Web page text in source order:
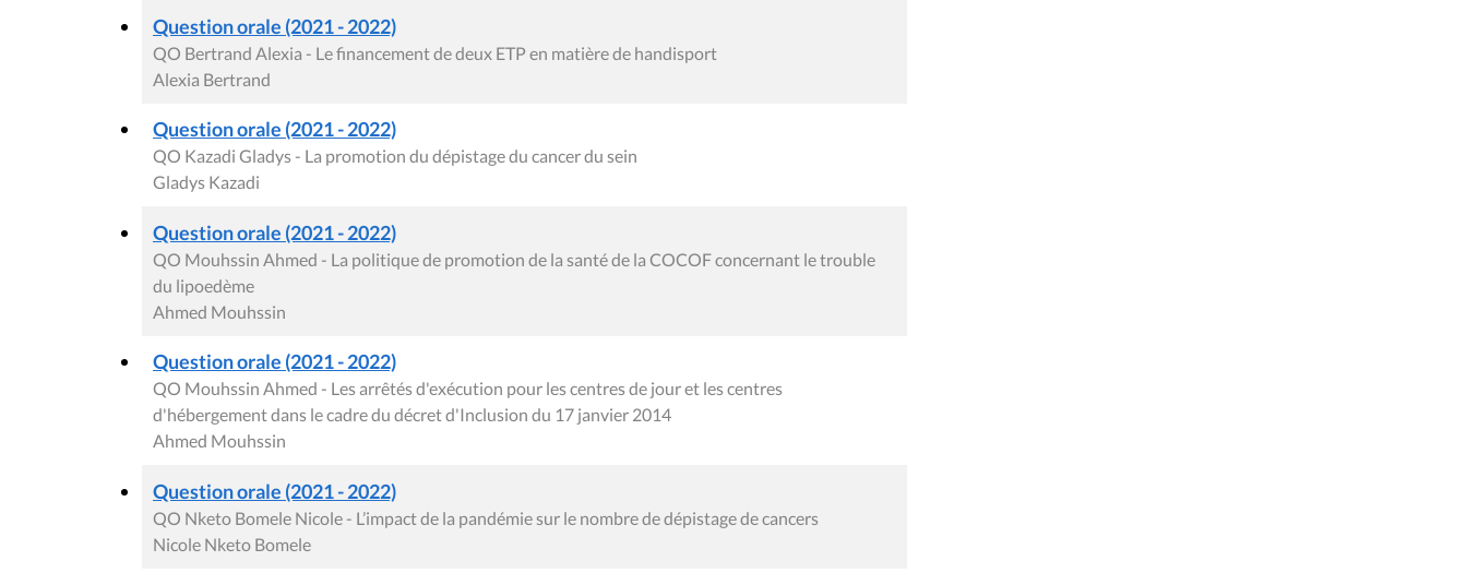
Question orale (2021 - 2022)
QO Bertrand Alexia - Le financement de deux ETP en matière de handisport
Alexia Bertrand
Question orale (2021 - 2022)
QO Kazadi Gladys - La promotion du dépistage du cancer du sein
Gladys Kazadi
Question orale (2021 - 2022)
QO Mouhssin Ahmed - La politique de promotion de la santé de la COCOF concernant le trouble
du lipoedème
Ahmed Mouhssin
Question orale (2021 - 2022)
QO Mouhssin Ahmed - Les arrêtés d'exécution pour les centres de jour et les centres
d'hébergement dans le cadre du décret d'Inclusion du 17 janvier 2014
Ahmed Mouhssin
Question orale (2021 - 2022)
QO Nketo Bomele Nicole - L’impact de la pandémie sur le nombre de dépistage de cancers
Nicole Nketo Bomele